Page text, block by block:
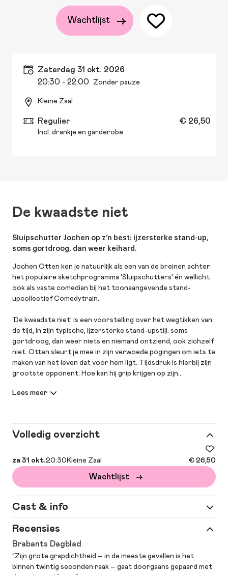
Wachtlijst
zaterdag 31 okt. 2026
20:30 - 22:00 Zonder pauze
Kleine Zaal
Regulier € 26,50
Incl. drankje en garderobe
De kwaadste niet
Sluipschutter Jochen op z’n best: ijzersterke stand-up,
soms gortdroog, dan weer keihard.
Jochen Otten ken je natuurlijk als een van de breinen achter
het populaire sketchprogramma ‘Sluipschutters’ én wellicht
ook als vaste comedian bij het toonaangevende stand-
upcollectief Comedytrain.
‘De kwaadste niet’ is een voorstelling over het wegtikken van
de tijd, in zijn typische, ijzersterke stand-upstijl: soms
gortdroog, dan weer niets en niemand ontziend, ook zichzelf
niet. Otten sleurt je mee in zijn verwoede pogingen om iets te
maken van het leven dat voor hem ligt. Tijdsdruk is hierbij zijn
grootste opponent. Hoe kan hij grip krijgen op zijn
Volledig overzicht
za 31 okt.20:30 Kleine Zaal € 26,50
Wachtlijst
Cast & info
Spel
Regie Pleuni van Loon
Meer tekst: Jochen Otten | tekstbijdragen:
Recensies
Brabants Dagblad
“Zijn grote grapdichtheid – in de meeste gevallen is het
binnen twintig seconden raak – gaat doorgaans gepaard met